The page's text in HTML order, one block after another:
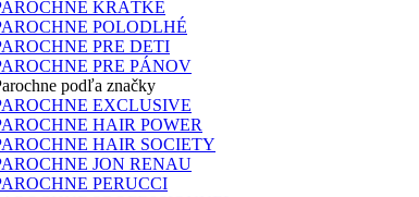
KRÁTKE
POLODLHÉ
PRE DETI
PRE PÁNOV
podľa značky
EXCLUSIVE
HAIR POWER
HAIR SOCIETY
JON RENAU
PERUCCI